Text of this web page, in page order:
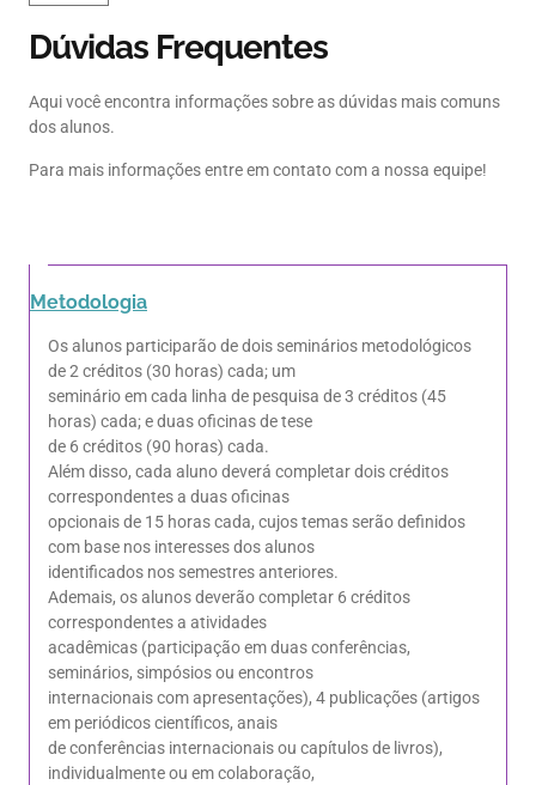
Dúvidas Frequentes
Aqui você encontra informações sobre as dúvidas mais comuns
dos alunos.
Para mais informações entre em contato com a nossa equipe!
Metodologia
Os alunos participarão de dois seminários metodológicos
de 2 créditos (30 horas) cada; um
seminário em cada linha de pesquisa de 3 créditos (45
horas) cada; e duas oficinas de tese
de 6 créditos (90 horas) cada.
Além disso, cada aluno deverá completar dois créditos
correspondentes a duas oficinas
opcionais de 15 horas cada, cujos temas serão definidos
com base nos interesses dos alunos
identificados nos semestres anteriores.
Ademais, os alunos deverão completar 6 créditos
correspondentes a atividades
acadêmicas (participação em duas conferências,
seminários, simpósios ou encontros
internacionais com apresentações), 4 publicações (artigos
em periódicos científicos, anais
de conferências internacionais ou capítulos de livros),
individualmente ou em colaboração,